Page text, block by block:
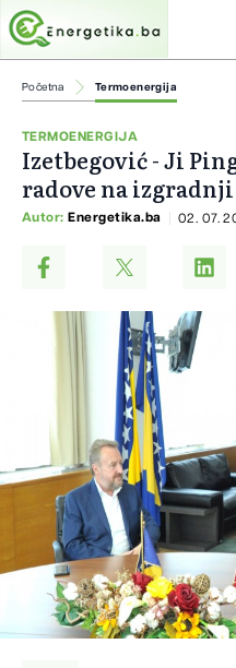
Početna Termoenergija
TERMOENERGIJA
Izetbegović - Ji
radove na
Autor: Energetika.ba 02. 07.